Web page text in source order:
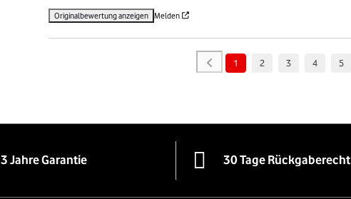
Originalbewertung anzeigen Melden
1 2 3 4 5
3 Jahre Garantie 30 Tage Rückgaberecht